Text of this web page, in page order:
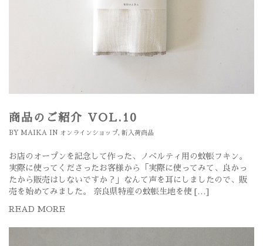
商品のご紹介 VOL.10
BY MAIKA IN オンラインショップ, 新入荷商品
お店のオープンを記念して作った、ノベルティ用の蚊帳フキン。
実際に使ってくださったお客様から「実際に使ってみて、良かっ
たから販売はしないですか？」なんて声を耳にしましたので、販
売を始めてみました。 奈良県特産の蚊帳生地を使 […]
READ MORE